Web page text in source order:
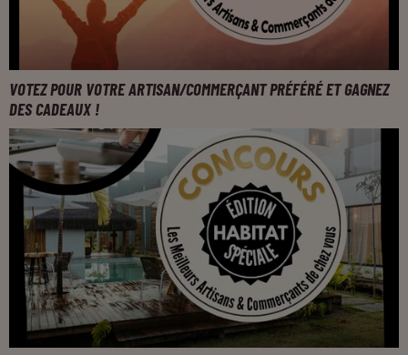
VOTEZ POUR VOTRE ARTISAN/COMMERÇANT PRÉFÉRÉ ET GAGNEZ
DES CADEAUX !